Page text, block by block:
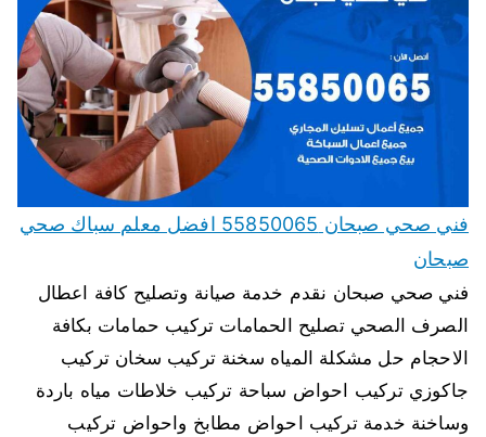
فني صحي صبحان 55850065 افضل معلم سباك صحي
صبحان
فني صحي صبحان نقدم خدمة صيانة وتصليح كافة اعطال
الصرف الصحي تصليح الحمامات تركيب حمامات بكافة
الاحجام حل مشكلة المياه سخنة تركيب سخان تركيب
جاكوزي تركيب احواض سباحة تركيب خلاطات مياه باردة
وساخنة خدمة تركيب احواض مطابخ واحواض تركيب